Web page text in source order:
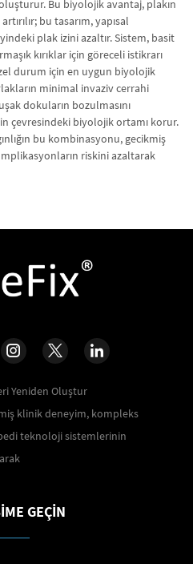
Bu biyolojik avantaj, plakın
bu tasarım, yapısal
plak izini azaltır. Sistem, basit
kırıklar için göreceli istikrarı
durum için en uygun biyolojik
minimal invaziv cerrahi
dokuların bozulmasını
çevresindeki biyolojik ortamı korur.
bu kombinasyonu, gecikmiş
riskini azaltarak
Yeniden Oluştur
klinik deneyim, kompleks
teknoloji sistemlerinin
GEÇIN